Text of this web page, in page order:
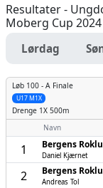
Resultater -
Moberg Cup 2024
Lørdag
Løb 100 - A Finale
U17 M1X
Drenge 1X 500m
Navn
1 Bergens
Daniel Kjærnet
2 Bergens
Andreas Tol